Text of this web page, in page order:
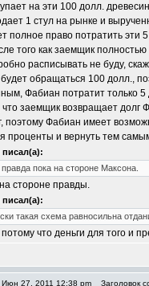
на эти 100 долл.
1 стул на рынке и
полное право потратить эти
того как заемщик
расписывать не буду,
обращаться 100 долл.,
Фабиан потратит только
заемщик возвращает долг
поэтому Фабиан имеет
проценты и вернуть тем
пока на стороне Максона.
стороне правды.
такая схема равносильна
что деньги для того и
27, 2011 12:38 pm Заголовок